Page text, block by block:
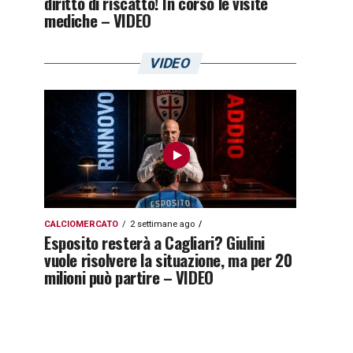
mediche – VIDEO
VIDEO
CALCIOMERCATO 2 settimane ago
Esposito resterà a Cagliari? Giulini
vuole risolvere la situazione, ma per 20
milioni può partire – VIDEO